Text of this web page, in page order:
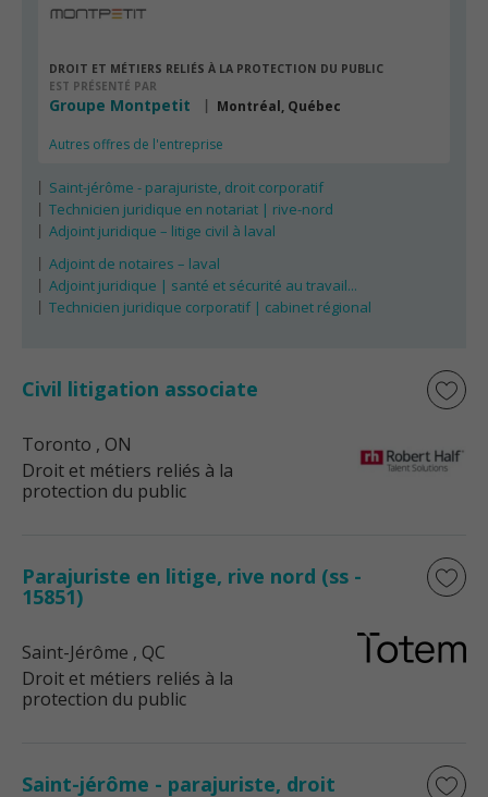
DROIT ET MÉTIERS RELIÉS À LA PROTECTION DU PUBLIC
EST PRÉSENTÉ PAR
Groupe Montpetit Montréal, Québec
Autres offres de l'entreprise
Saint-jérôme - parajuriste, droit corporatif
Technicien juridique en notariat | rive-nord
Adjoint juridique – litige civil à laval
Adjoint de notaires – laval
Adjoint juridique | santé et sécurité au travail...
Technicien juridique corporatif | cabinet régional
Civil litigation associate
Toronto , ON
Droit et métiers reliés à la
protection du public
Parajuriste en litige, rive nord (ss -
15851)
Saint-Jérôme , QC
Droit et métiers reliés à la
protection du public
Saint-jérôme - parajuriste, droit